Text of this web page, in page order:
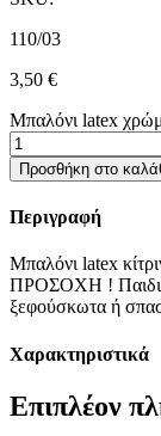
110/03
3,50 €
Μπαλόνι latex
Προσθήκη στο
Περιγραφή
Μπαλόνι latex
ΠΡΟΣΟΧΗ ! Παιδιά
ξεφούσκωτα ή
Χαρακτηριστικά
Επιπλέον